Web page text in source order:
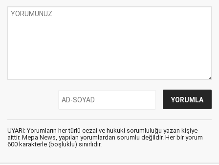
UYARI: Yorumların her türlü cezai ve hukuki sorumluluğu yazan kişiye
aittir. Mepa News, yapılan yorumlardan sorumlu değildir. Her bir yorum
600 karakterle (boşluklu) sınırlıdır.